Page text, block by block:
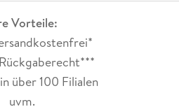
Vorteile:
über 100 Filialen
uvm.